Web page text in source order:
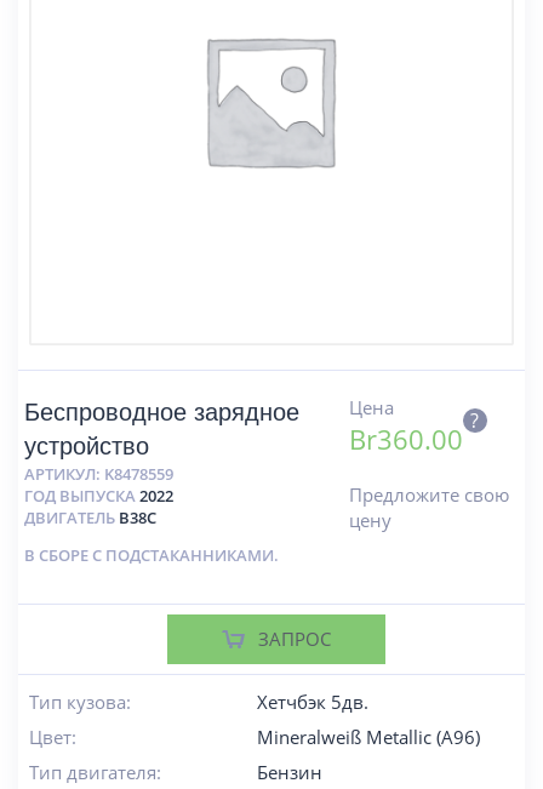
Беспроводное зарядное
устройство
АРТИКУЛ: K8478559
ГОД ВЫПУСКА2022
ДВИГАТЕЛЬ B38C
В СБОРЕ С ПОДСТАКАННИКАМИ.
Цена
Br360.00
?
Предложите свою
цену
ЗАПРОС
Тип кузова:
Хетчбэк 5дв.
Цвет:
Mineralweiß Metallic (A96)
Тип двигателя:
Бензин